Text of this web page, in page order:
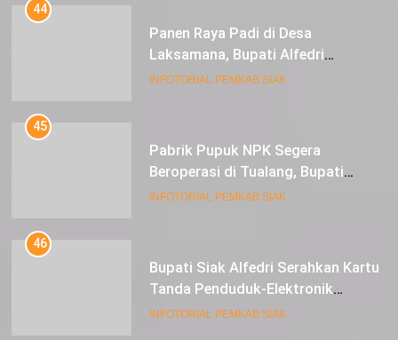
44
Panen Raya Padi di Desa
Laksamana, Bupati Alfedri
Serahkan 16 Unit Mesin Pompa Air
INFOTORIAL PEMKAB SIAK
45
Pabrik Pupuk NPK Segera
Beroperasi di Tualang, Bupati
Alfedri Investasi ini Tingkatkan
INFOTORIAL PEMKAB SIAK
46
Bupati Siak Alfedri Serahkan Kartu
Tanda Penduduk-Elektronik
Kepada Pelajar SMK 1 Koto Gasib
INFOTORIAL PEMKAB SIAK